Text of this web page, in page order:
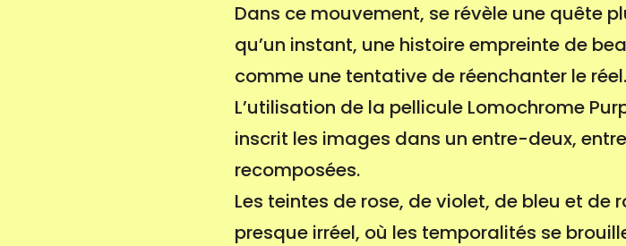
Dans ce mouvement, se révèle une quête
qu’un instant, une histoire empreinte de
comme une tentative de réenchanter le réel.
L’utilisation de la pellicule Lomochrome
inscrit les images dans un entre-deux,
recomposées.
Les teintes de rose, de violet, de bleu et de
presque irréel, où les temporalités se